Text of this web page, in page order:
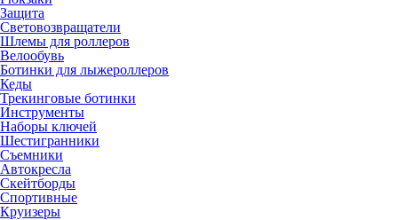
Защита
Световозвращатели
Шлемы для роллеров
Велообувь
Ботинки для лыжероллеров
Кеды
Трекинговые ботинки
Инструменты
Наборы ключей
Шестигранники
Съемники
Автокресла
Скейтборды
Спортивные
Круизеры